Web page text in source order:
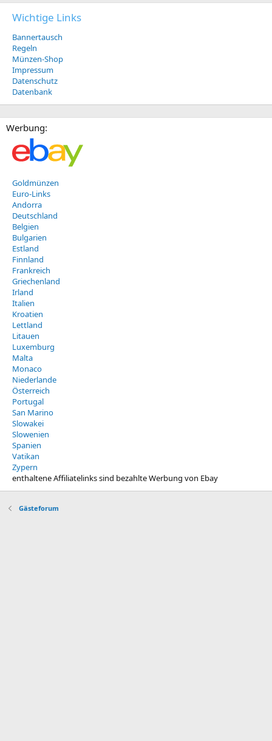
Wichtige Links
Bannertausch
Regeln
Münzen-Shop
Impressum
Datenschutz
Datenbank
Werbung:
Goldmünzen
Euro-Links
Andorra
Deutschland
Belgien
Bulgarien
Estland
Finnland
Frankreich
Griechenland
Irland
Italien
Kroatien
Lettland
Litauen
Luxemburg
Malta
Monaco
Niederlande
Österreich
Portugal
San Marino
Slowakei
Slowenien
Spanien
Vatikan
Zypern
enthaltene Affiliatelinks sind bezahlte Werbung von Ebay
Gästeforum